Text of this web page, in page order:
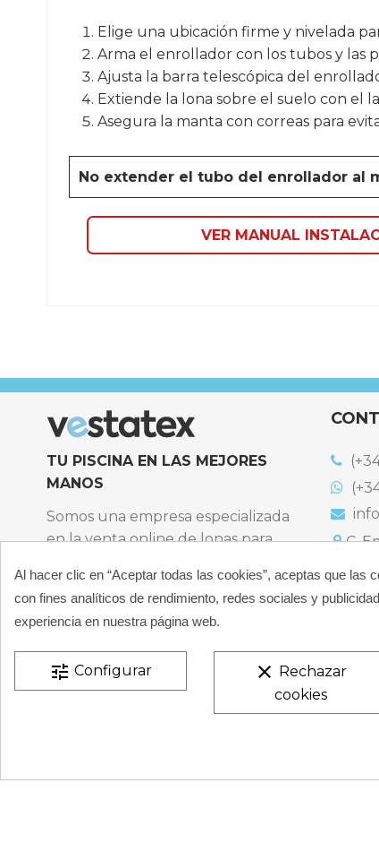
Elige una ubicación firme y nivelada
Arma el enrollador con los tubos y las
Ajusta la barra telescópica del
Extiende la lona sobre el suelo con el
Asegura la manta con correas para
No extender el tubo del enrollador al
VER MANUAL
FUNCIONALIDAD
Referencia
TU PISCINA EN LAS MEJORES
MANOS
Somos una empresa especializada
en la venta online de lonas para
climatización, limpieza y
desinfección para piscinas privadas
particulares.
CONÓCENOS
C.
Términos y
Al hacer clic en “Aceptar todas las cookies”, aceptas que las
con fines analíticos de rendimiento, redes sociales y
experiencia en nuestra página web.
clear Rechazar
cookies
tune Configurar